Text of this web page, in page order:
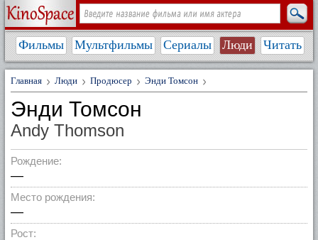
Фильмы Мультфильмы Сериалы Люди Читать
Главная Люди Продюсер Энди Томсон
Энди Томсон
Andy Thomson
Рождение:
—
Место рождения:
—
Рост: